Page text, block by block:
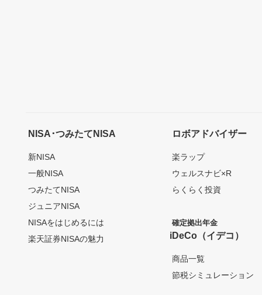
NISA･つみたてNISA
新NISA
一般NISA
つみたてNISA
ジュニアNISA
NISAをはじめるには
楽天証券NISAの魅力
ロボアドバイザー
楽ラップ
ウェルスナビ×R
らくらく投資
確定拠出年金
iDeCo（イデコ）
商品一覧
節税シミュレーション